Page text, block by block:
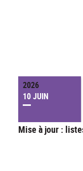
2026
10 JUIN
Mise à jour :